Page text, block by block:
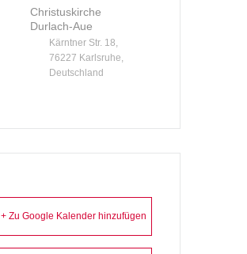
Christuskirche
Durlach-Aue
Kärntner Str. 18,
76227 Karlsruhe,
Deutschland
+ Zu Google Kalender hinzufügen